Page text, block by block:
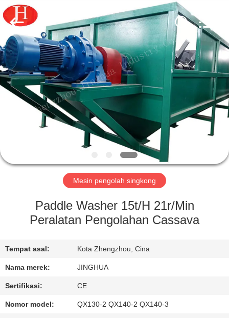
RUMAH
PRODUK
VIDEO
PERTUNJUKAN
VR
TENTANG
KAMI
TUR
PABRIK
KONTROL
Zhengzhou
Jinghua
Industry
Co.,Ltd..
Rights
Reserved.
Mesin pengolah singkong
Paddle Washer 15t/H 21r/Min
Peralatan Pengolahan Cassava
Tempat asal: Kota Zhengzhou, Cina
Nama merek: JINGHUA
Sertifikasi: CE
Nomor model: QX130-2 QX140-2 QX140-3